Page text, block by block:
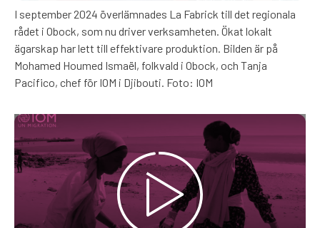
I september 2024 överlämnades La Fabrick till det regionala
rådet i Obock, som nu driver verksamheten. Ökat lokalt
ägarskap har lett till effektivare produktion. Bilden är på
Mohamed Houmed Ismaël, folkvald i Obock, och Tanja
Pacifico, chef för IOM i Djibouti. Foto: IOM